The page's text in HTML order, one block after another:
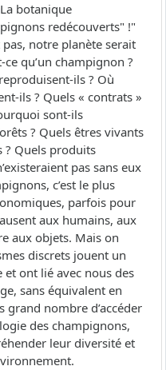
botanique
redécouverts" !"
pas, notre planète serait
qu’un champignon ?
ils ? Où
ils ? Quels « contrats »
sont-ils
? Quels êtres vivants
? Quels produits
pas sans eux
c’est le plus
parfois pour
aux humains, aux
aux objets. Mais on
discrets jouent un
ont lié avec nous des
sans équivalent en
grand nombre d’accéder
des champignons,
leur diversité et